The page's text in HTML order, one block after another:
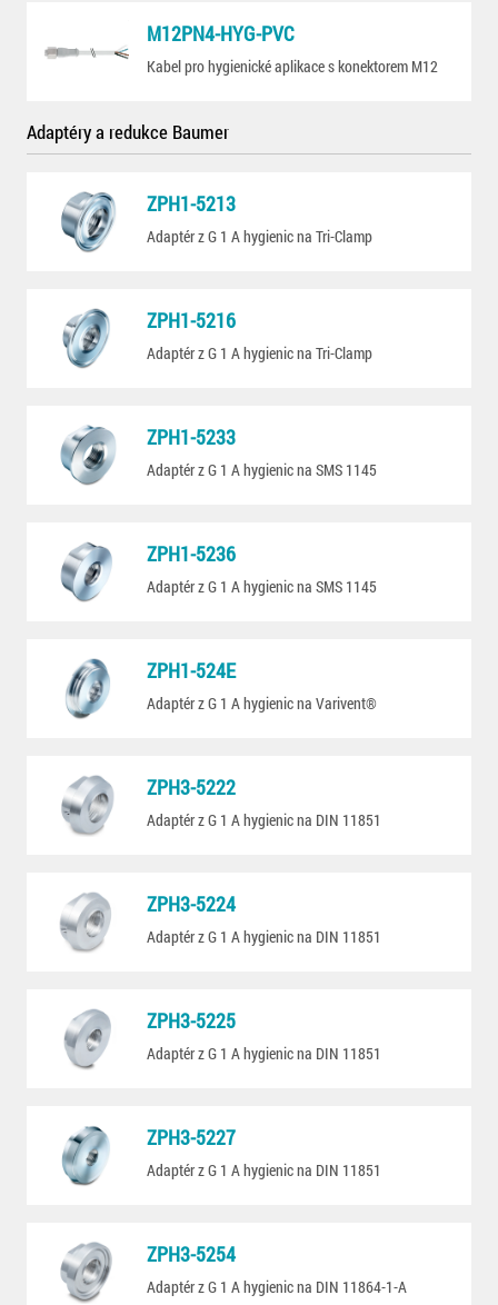
M12PN4-HYG-PVC
Kabel pro hygienické aplikace s konektorem M12
Adaptéry a redukce Baumer
ZPH1-5213
Adaptér z G 1 A hygienic na Tri-Clamp
ZPH1-5216
Adaptér z G 1 A hygienic na Tri-Clamp
ZPH1-5233
Adaptér z G 1 A hygienic na SMS 1145
ZPH1-5236
Adaptér z G 1 A hygienic na SMS 1145
ZPH1-524E
Adaptér z G 1 A hygienic na Varivent®
ZPH3-5222
Adaptér z G 1 A hygienic na DIN 11851
ZPH3-5224
Adaptér z G 1 A hygienic na DIN 11851
ZPH3-5225
Adaptér z G 1 A hygienic na DIN 11851
ZPH3-5227
Adaptér z G 1 A hygienic na DIN 11851
ZPH3-5254
Adaptér z G 1 A hygienic na DIN 11864-1-A